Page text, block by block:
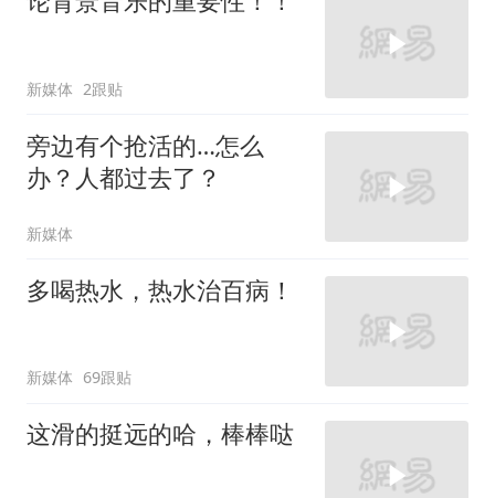
新媒体 2跟贴
旁边有个抢活的…怎么
办？人都过去了？
新媒体
多喝热水，热水治百病！
新媒体 69跟贴
这滑的挺远的哈，棒棒哒